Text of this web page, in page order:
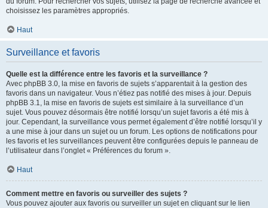
choisissez les paramètres appropriés.
Haut
Surveillance et favoris
Quelle est la différence entre les favoris et la surveillance ?
Avec phpBB 3.0, la mise en favoris de sujets s’apparentait à la gestion des
favoris dans un navigateur. Vous n’étiez pas notifié des mises à jour. Depuis
phpBB 3.1, la mise en favoris de sujets est similaire à la surveillance d’un
sujet. Vous pouvez désormais être notifié lorsqu’un sujet favoris a été mis à
jour. Cependant, la surveillance vous permet également d’être notifié lorsqu’il y
a une mise à jour dans un sujet ou un forum. Les options de notifications pour
les favoris et les surveillances peuvent être configurées depuis le panneau de
l’utilisateur dans l’onglet « Préférences du forum ».
Haut
Comment mettre en favoris ou surveiller des sujets ?
Vous pouvez ajouter aux favoris ou surveiller un sujet en cliquant sur le lien